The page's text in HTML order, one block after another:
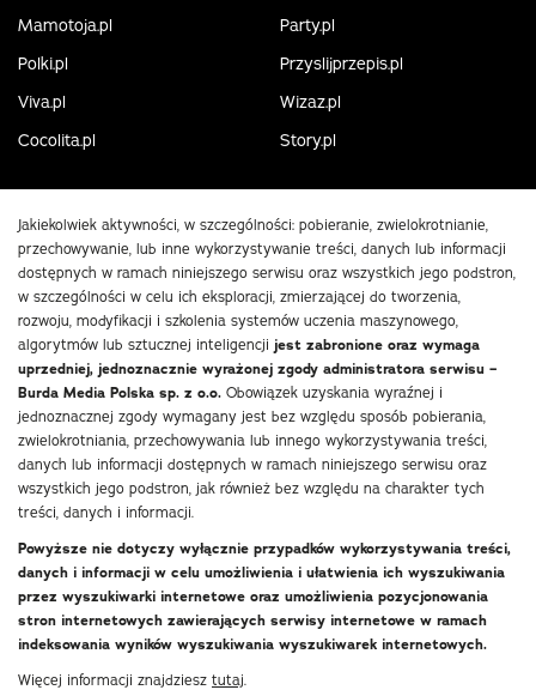
Mamotoja.pl
Party.pl
Polki.pl
Przyslijprzepis.pl
Viva.pl
Wizaz.pl
Cocolita.pl
Story.pl
Jakiekolwiek aktywności, w szczególności: pobieranie, zwielokrotnianie,
przechowywanie, lub inne wykorzystywanie treści, danych lub informacji
dostępnych w ramach niniejszego serwisu oraz wszystkich jego podstron,
w szczególności w celu ich eksploracji, zmierzającej do tworzenia,
rozwoju, modyfikacji i szkolenia systemów uczenia maszynowego,
algorytmów lub sztucznej inteligencji jest zabronione oraz wymaga
uprzedniej, jednoznacznie wyrażonej zgody administratora serwisu –
Burda Media Polska sp. z o.o. Obowiązek uzyskania wyraźnej i
jednoznacznej zgody wymagany jest bez względu sposób pobierania,
zwielokrotniania, przechowywania lub innego wykorzystywania treści,
danych lub informacji dostępnych w ramach niniejszego serwisu oraz
wszystkich jego podstron, jak również bez względu na charakter tych
treści, danych i informacji.
Powyższe nie dotyczy wyłącznie przypadków wykorzystywania treści,
danych i informacji w celu umożliwienia i ułatwienia ich wyszukiwania
przez wyszukiwarki internetowe oraz umożliwienia pozycjonowania
stron internetowych zawierających serwisy internetowe w ramach
indeksowania wyników wyszukiwania wyszukiwarek internetowych.
Więcej informacji znajdziesz tutaj.